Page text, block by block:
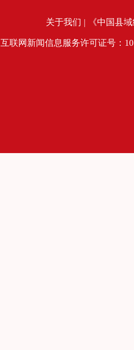
关于我们 | 《中国县
互联网新闻信息服务许可证号：